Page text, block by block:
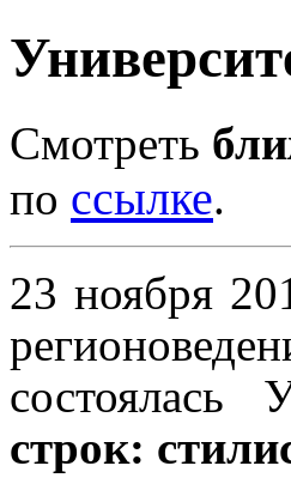
Смотреть
по ссылке.
23 ноября
состоялась
строк: